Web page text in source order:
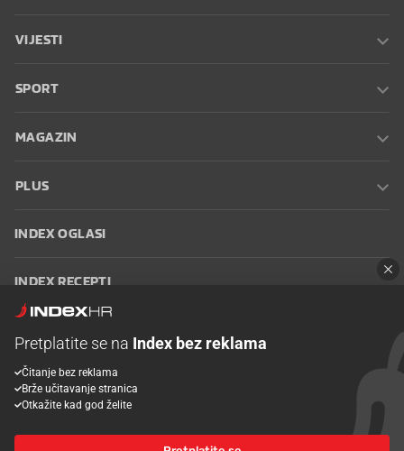
VIJESTI
SPORT
MAGAZIN
PLUS
INDEX OGLASI
INDEX RECEPTI
Oglašavanje Zaposli se na Indexu
korištenja
Postavke kolačića
Pretplatite se na Index bez reklama
Čitanje bez reklama
Brže učitavanje stranica
Otkažite kad god želite